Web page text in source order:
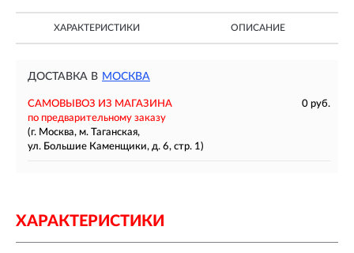
ХАРАКТЕРИСТИКИ ОПИСАНИЕ
ДОСТАВКА В МОСКВА
САМОВЫВОЗ ИЗ МАГАЗИНА
0 руб.
по предварительному заказу
(г. Москва, м. Таганская,
ул. Большие Каменщики, д. 6, стр. 1)
ХАРАКТЕРИСТИКИ